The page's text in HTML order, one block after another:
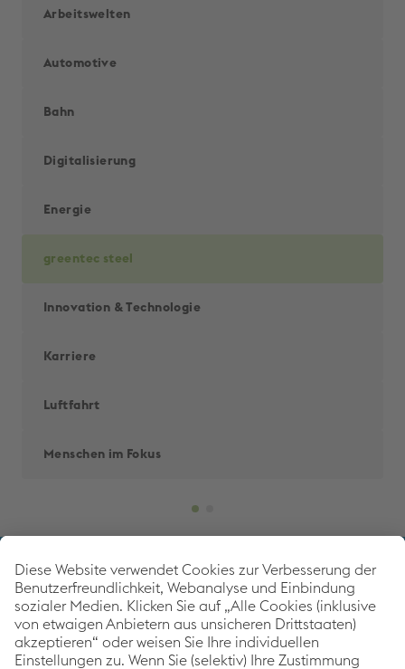
Arbeitswelten
Automotive
Bahn
Digitalisierung
Energie
greentec steel
Innovation & Techno­logie
Karriere
Luftfahrt
Menschen im Fokus
voestalpine Corporate Blog
Als weltweit führender Stahl- und Technologiekonzern
setzt die voestalpine mit dem Corporate Blog auf